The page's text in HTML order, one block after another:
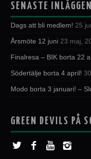
SENASTE INLÄGGEN
Dags att bli medlem! 25
Årsmöte 12 juni 23 maj,
Finalresa – BIK borta 22
Södertälje borta 4 april!
Modo borta 3 januari! –
GREEN DEVILS PÅ